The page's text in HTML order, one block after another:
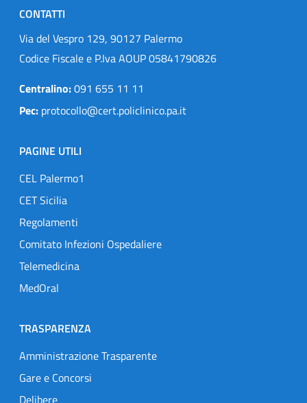
CONTATTI
Via del Vespro 129, 90127 Palermo
Codice Fiscale e P.Iva AOUP 05841790826
Centralino:091 655 11 11
Pec: protocollo@cert.policlinico.pa.it
PAGINE UTILI
CEL Palermo1
CET Sicilia
Regolamenti
Comitato Infezioni Ospedaliere
Telemedicina
MedOral
TRASPARENZA
Amministrazione Trasparente
Gare e Concorsi
Delibere